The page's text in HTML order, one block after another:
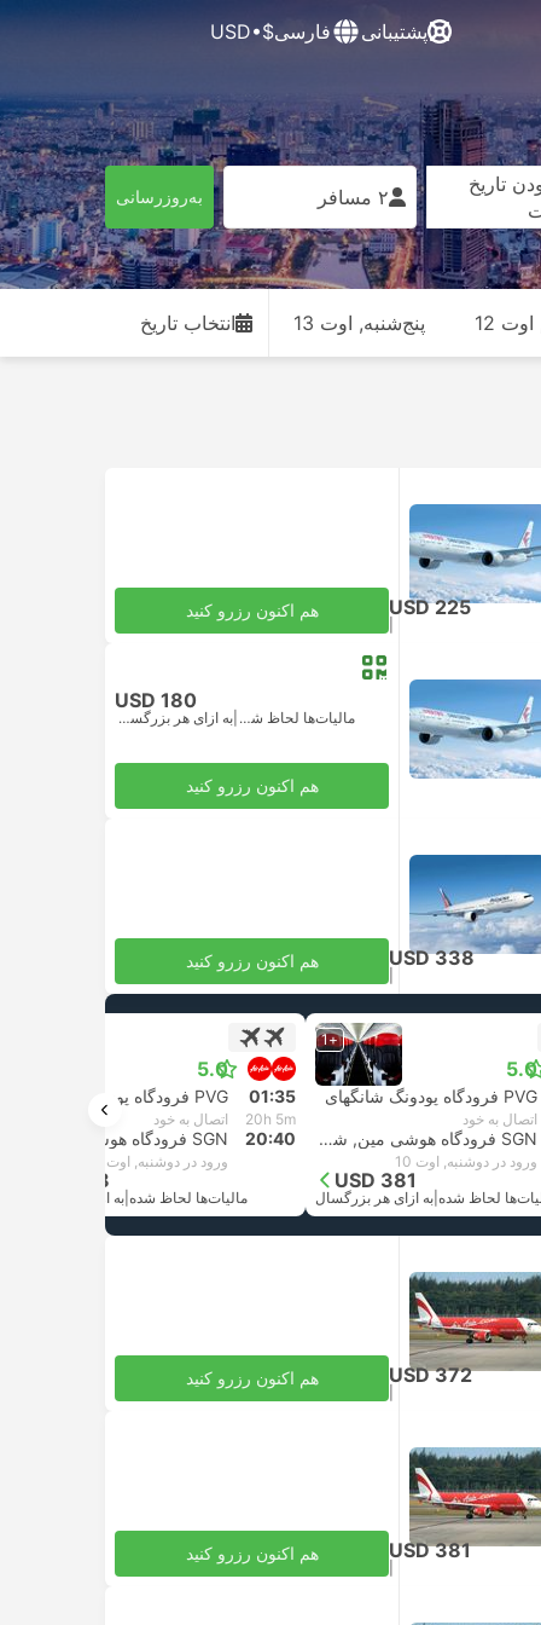
پشتیبانی فارسی$•USD
تاریخ
۲ مسافر به‌روزرسانی
12 پنج‌شنبه, اوت 13 انتخاب تاریخ
USD 225
مالیات‌ها لحاظ شده
به ازای هر بزرگسال
هم اکنون رزرو کنید
USD 180
مالیات‌ها لحاظ شده | به ازای هر بزرگسال
هم اکنون رزرو کنید
USD 338
مالیات‌ها لحاظ شده
به ازای هر بزرگسال
هم اکنون رزرو کنید
5.0
+1
PVG فرودگاه پودونگ شانگهای
اتصال به خود
SGN فرودگاه هوشی مین, شهر هو شی مین
ورود در دوشنبه, اوت 10
USD 381
لحاظ شده به ازای هر بزرگسال
5.0
01:35 PVG فرودگاه پودونگ شانگهای
20h 5m اتصال به خود
20:40
ورود در دوشنبه, اوت 10
USD 358
مالیات‌ها لحاظ شده به ازای هر بزرگسال
USD 372
مالیات‌ها لحاظ شده
به ازای هر بزرگسال
هم اکنون رزرو کنید
USD 381
مالیات‌ها لحاظ شده
به ازای هر بزرگسال
هم اکنون رزرو کنید